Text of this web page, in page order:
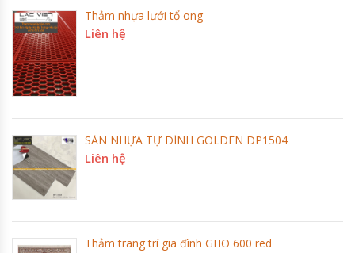
Thảm nhựa lưới tổ ong
Liên hệ
SÀN NHỰA TỰ DÍNH GOLDEN DP1504
Liên hệ
Thảm trang trí gia đình GHO 600 red